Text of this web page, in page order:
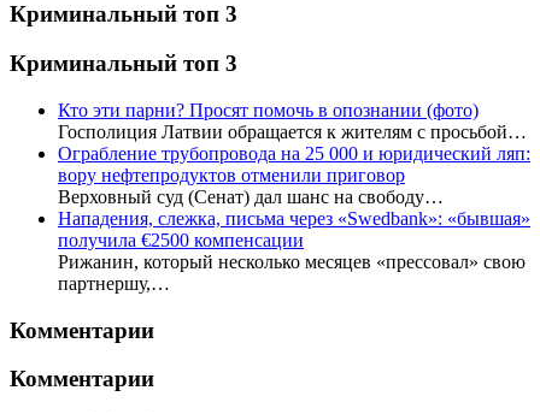
Криминальный топ 3
Криминальный топ 3
Кто эти парни? Просят помочь в опознании (фото)
Госполиция Латвии обращается к жителям с просьбой…
Ограбление трубопровода на 25 000 и юридический ляп:
вору нефтепродуктов отменили приговор
Верховный суд (Сенат) дал шанс на свободу…
Нападения, слежка, письма через «Swedbank»: «бывшая»
получила €2500 компенсации
Рижанин, который несколько месяцев «прессовал» свою
партнершу,…
Комментарии
Комментарии